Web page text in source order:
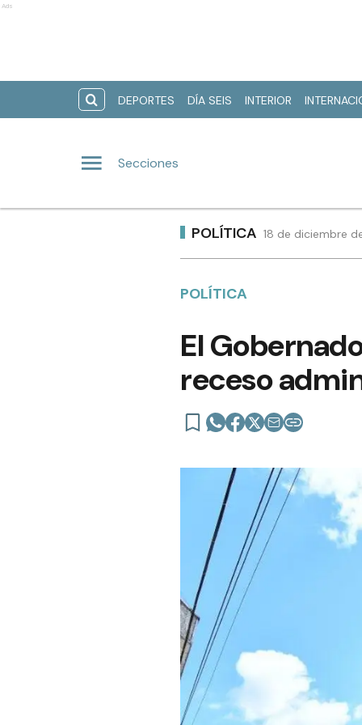
Ads
DEPORTES DÍA SEIS INTERIOR
Secciones
POLÍTICA 18 de diciembre
POLÍTICA
El
receso